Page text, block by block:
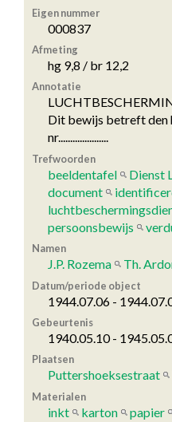
Eigen nummer
000837
Afmeting
hg 9,8 / br 12,2
Annotatie
Dit bewijs betreft den
nr.....................
Trefwoorden
beeldentafel
Dienst
document
persoonsbewijs
Namen
J.P. Rozema Th.
Datum/periode object
1944.07.06 -
Gebeurtenis
1940.05.10 -
Plaatsen
Puttershoeksestraat
Materialen
inkt karton papier